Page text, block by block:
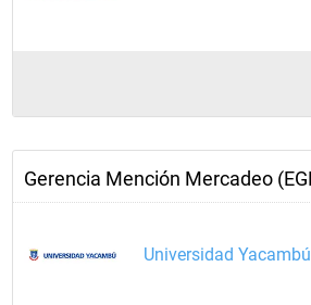
Gerencia Mención Mercadeo
Universidad Yacambú